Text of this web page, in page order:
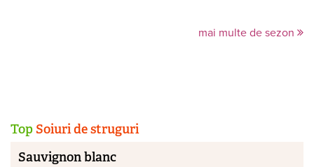
mai multe de sezon
Top Soiuri de struguri
Sauvignon blanc